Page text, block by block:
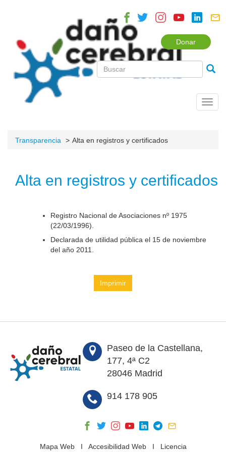
Donar
Transparencia Alta en registros y certificados
Alta en registros y certificados
Registro Nacional de Asociaciones nº 1975
(22/03/1996).
Declarada de utilidad pública el 15 de noviembre
del año 2011.
Imprimir
Paseo de la Castellana,
177, 4ª C2
28046 Madrid
914 178 905
Mapa WebI Accesibilidad WebI Licencia